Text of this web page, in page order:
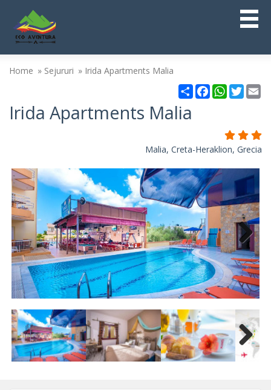
Home Sejururi Irida Apartments Malia
Partajare
Facebook
Irida Apartments Malia
Malia, Creta-Heraklion, Grecia
Next
Next